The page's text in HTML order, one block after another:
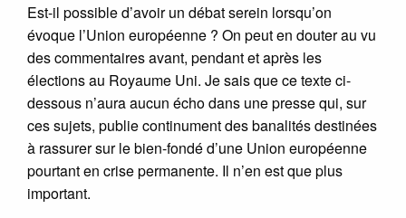
Est-il possible d’avoir un débat serein lorsqu’on
évoque l’Union européenne ? On peut en douter au vu
des commentaires avant, pendant et après les
élections au Royaume Uni. Je sais que ce texte ci-
dessous n’aura aucun écho dans une presse qui, sur
ces sujets, publie continument des banalités destinées
à rassurer sur le bien-fondé d’une Union européenne
pourtant en crise permanente. Il n’en est que plus
important.